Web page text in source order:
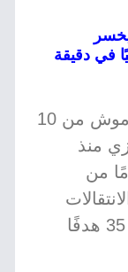
في دقيقة
ويرتقي الرقم الذي وصل إليه مرموش من 10
منذ
من
الشتوية لعام 2025، بالإضافة إلى 35 هدفًا